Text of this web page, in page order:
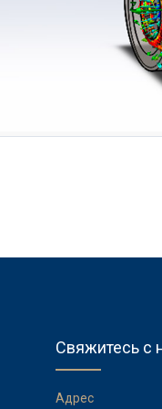
Свяжитесь с
Адрес